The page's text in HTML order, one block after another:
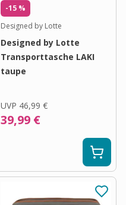
-15 %
Designed by Lotte
Designed by Lotte
Transporttasche LAKI
taupe
UVP 46,99 €
39,99 €